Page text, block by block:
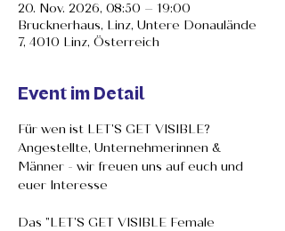
20. Nov. 2026, 08:50 – 19:00
Brucknerhaus, Linz, Untere Donaulände
7, 4010 Linz, Österreich
Event im Detail
Für wen ist LET'S GET VISIBLE?
Angestellte, Unternehmerinnen &
Männer - wir freuen uns auf euch und
euer Interesse
Das "LET'S GET VISIBLE Female